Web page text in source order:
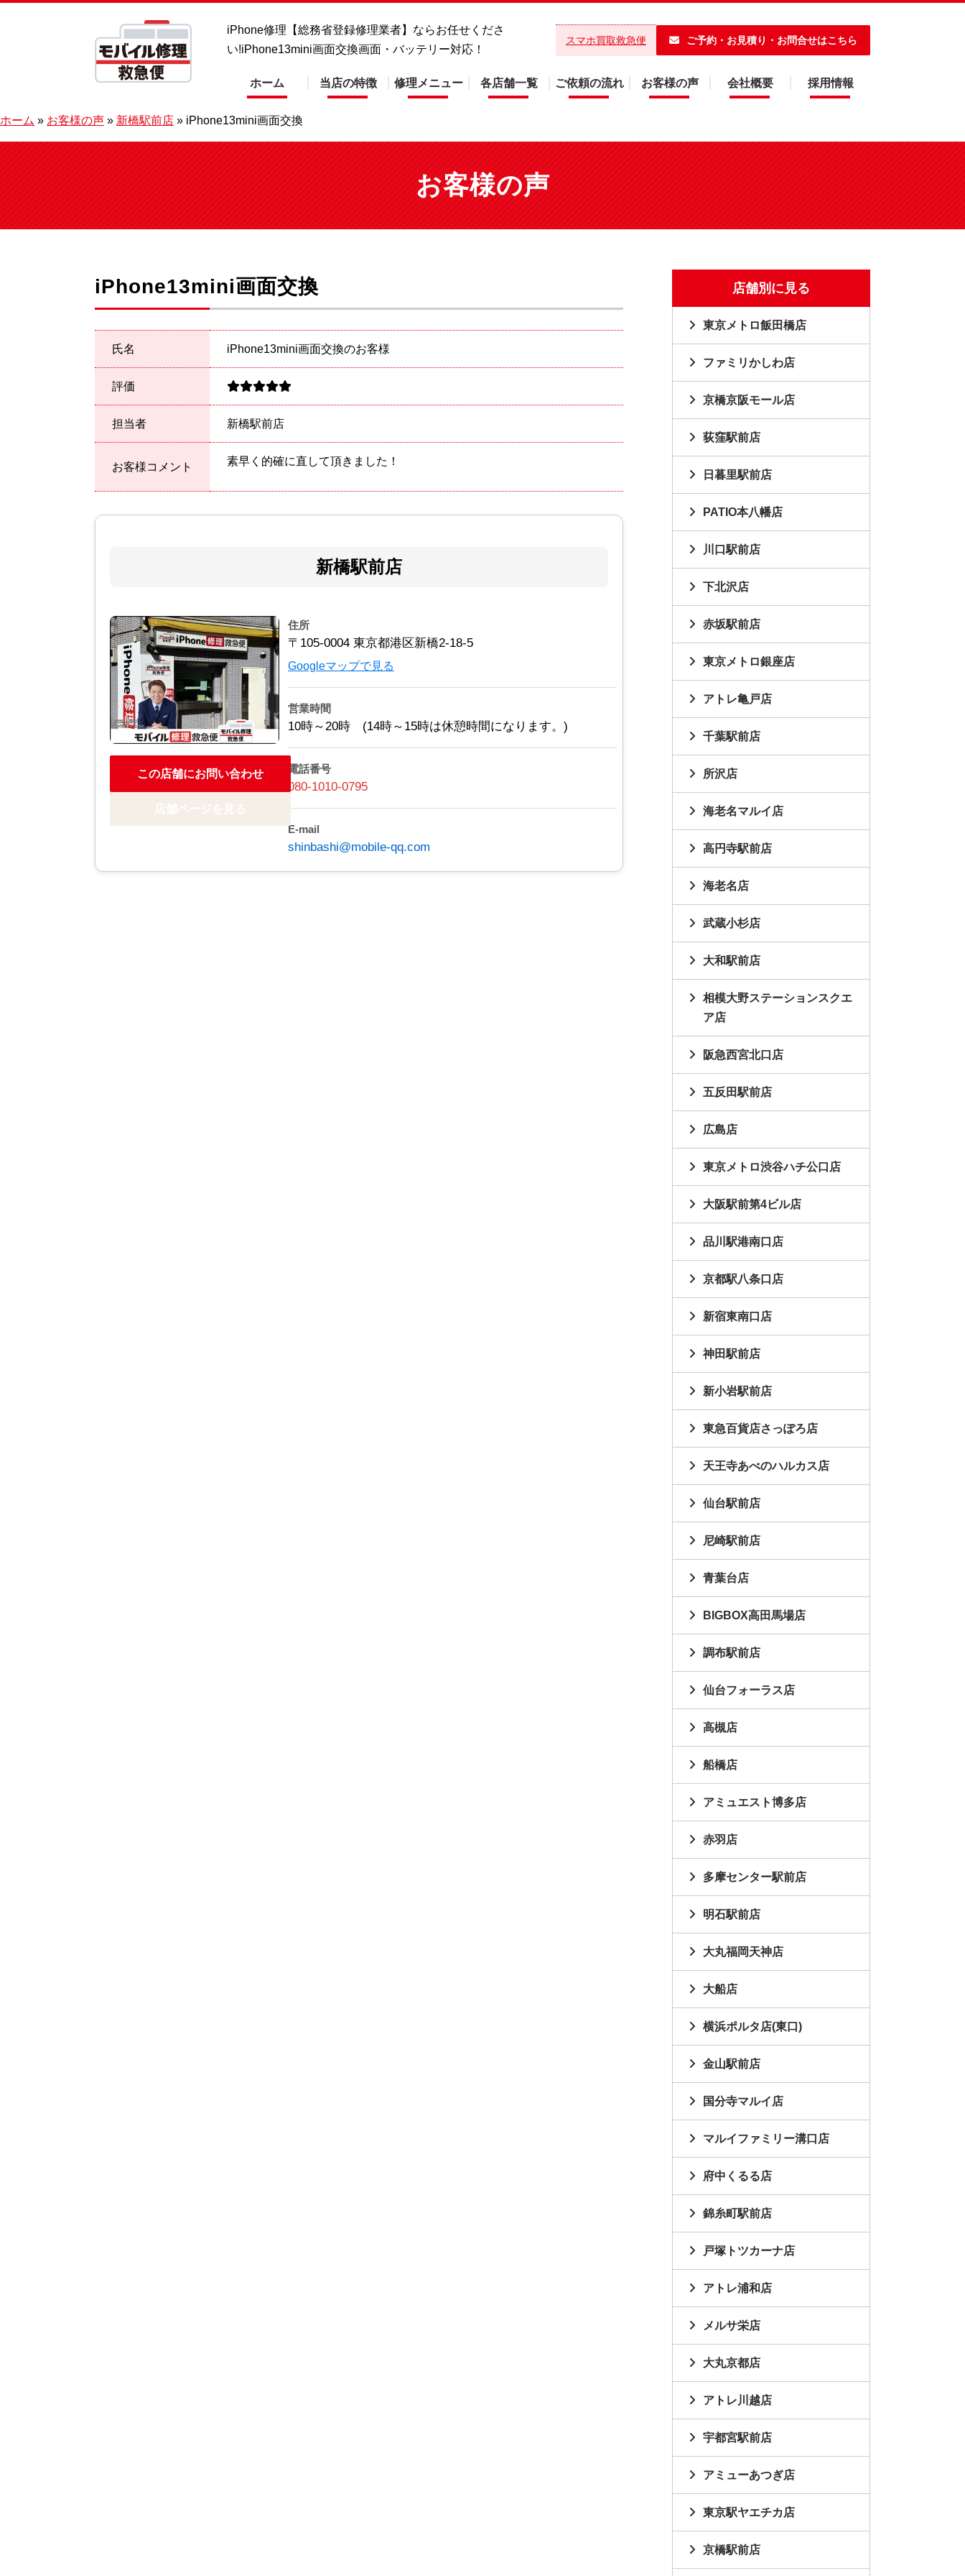
iPhone修理【総務省登録修理業者】ならお任せくださ
い!iPhone13mini画面交換画面・バッテリー対応！
スマホ買取救急便 ご予約・お見積り・お問合せはこちら
ホーム 当店の特徴 修理メニュー 各店舗一覧 ご依頼の流れ お客様の声 会社概要 採用情報
ホーム » お客様の声 » 新橋駅前店 » iPhone13mini画面交換
お客様の声
iPhone13mini画面交換
氏名 iPhone13mini画面交換のお客様
評価
担当者 新橋駅前店
お客様コメント 素早く的確に直して頂きました！
新橋駅前店
この店舗にお問い合わせ
住所
〒105-0004 東京都港区新橋2-18-5
Googleマップで見る
営業時間
10時～20時 (14時～15時は休憩時間になります。)
電話番号
080-1010-0795
E-mail
shinbashi@mobile-qq.com
店舗別に見る
東京メトロ飯田橋店
ファミリかしわ店
京橋京阪モール店
荻窪駅前店
日暮里駅前店
PATIO本八幡店
川口駅前店
下北沢店
赤坂駅前店
東京メトロ銀座店
アトレ亀戸店
千葉駅前店
所沢店
海老名マルイ店
高円寺駅前店
海老名店
武蔵小杉店
大和駅前店
相模大野ステーションスクエ
ア店
阪急西宮北口店
五反田駅前店
広島店
東京メトロ渋谷ハチ公口店
大阪駅前第4ビル店
品川駅港南口店
京都駅八条口店
新宿東南口店
神田駅前店
新小岩駅前店
東急百貨店さっぽろ店
天王寺あべのハルカス店
仙台駅前店
尼崎駅前店
青葉台店
BIGBOX高田馬場店
調布駅前店
仙台フォーラス店
高槻店
船橋店
アミュエスト博多店
赤羽店
多摩センター駅前店
明石駅前店
大丸福岡天神店
大船店
横浜ポルタ店(東口)
金山駅前店
国分寺マルイ店
マルイファミリー溝口店
府中くるる店
錦糸町駅前店
戸塚トツカーナ店
アトレ浦和店
メルサ栄店
大丸京都店
アトレ川越店
宇都宮駅前店
アミューあつぎ店
東京駅ヤエチカ店
京橋駅前店